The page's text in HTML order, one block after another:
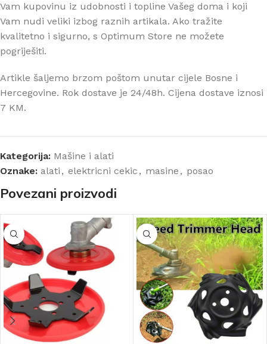
Vam kupovinu iz udobnosti i topline Vašeg doma i koji
Vam nudi veliki izbog raznih artikala. Ako tražite
kvalitetno i sigurno, s Optimum Store ne možete
pogriješiti.
Artikle šaljemo brzom poštom unutar cijele Bosne i
Hercegovine. Rok dostave je 24/48h. Cijena dostave iznosi
7 KM.
Kategorija: Mašine i alati
Oznake: alati , elektricni cekic , masine , posao
Povezani proizvodi